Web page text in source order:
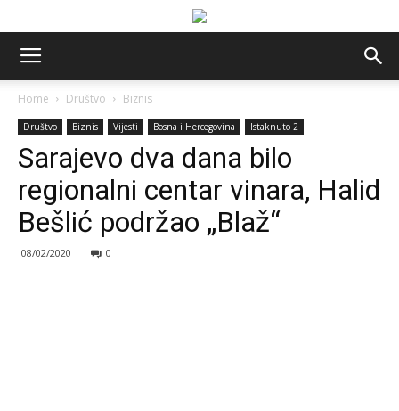
Home Društvo Biznis
Društvo Biznis Vijesti Bosna i Hercegovina Istaknuto 2
Sarajevo dva dana bilo
regionalni centar vinara, Halid
Bešlić podržao „Blaž“
08/02/2020 0